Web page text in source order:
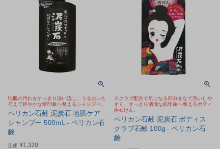
地肌の汚れをすっきり洗い流し、うるおいも
与えて軽やかな髪印象へ整えるシャンプー。
ペリカン石鹸 泥炭石 地肌ケア
シャンプー 500mL - ペリカン石
鹸
定価 ¥1,320
スクラブ配合で気になる部分をなで洗いしや
すく、すっきり清潔な肌印象へ整えるボディ
用石けん。
ペリカン石鹸 泥炭石 ボディス
クラブ石鹸 100g - ペリカン石
鹸